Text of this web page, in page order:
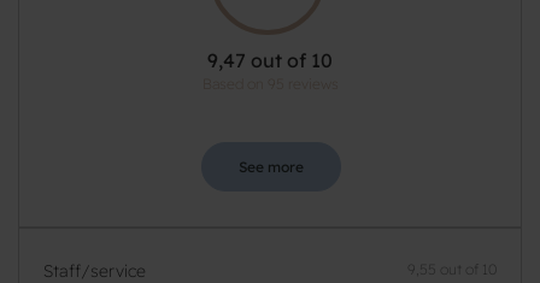
9,47 out of 10
See more
Staff/service 9,55 out of 10